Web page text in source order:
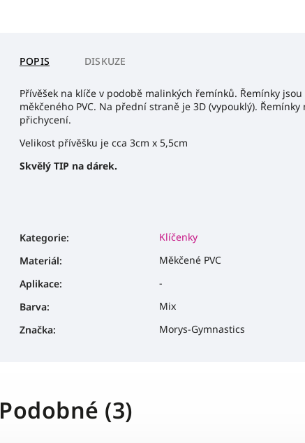
POPIS DISKUZE
Přívěšek na klíče v podobě malinkých řemínků. Řemínky
měkčeného PVC. Na přední straně je 3D (vypouklý).
přichycení.
Velikost přívěšku je cca 3cm x 5,5cm
Skvělý TIP na dárek.
Kategorie:
Klíčenky
Materiál:
Měkčené PVC
Aplikace:
-
Barva:
Mix
Značka: Morys-Gymnastics
Podobné (3)